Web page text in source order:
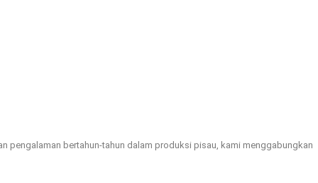
pengalaman bertahun-tahun dalam produksi pisau, kami menggabungkan